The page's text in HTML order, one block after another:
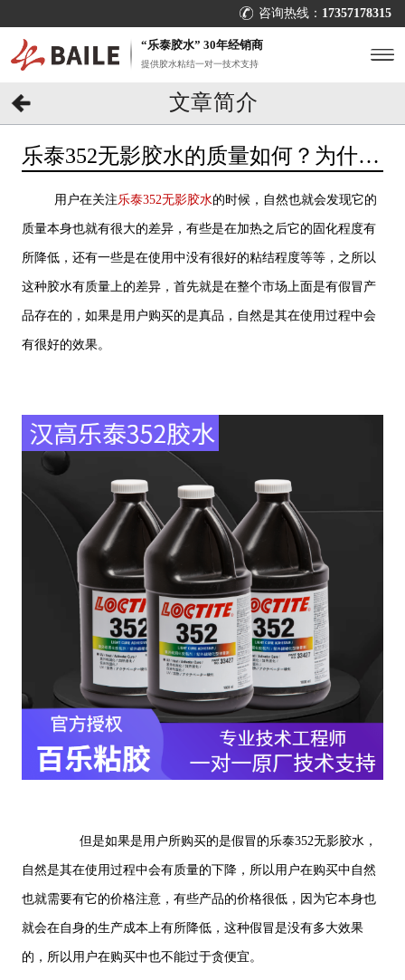
咨询热线： 17357178315
“乐泰胶水” 30年经销商
提供胶水粘结一对一技术支持
文章简介
乐泰352无影胶水的质量如何？为什么
用户在关注乐泰352无影胶水的时候，自然也就会发现它的
质量本身也就有很大的差异，有些是在加热之后它的固化程度有
所降低，还有一些是在使用中没有很好的粘结程度等等，之所以
这种胶水有质量上的差异，首先就是在整个市场上面是有假冒产
品存在的，如果是用户购买的是真品，自然是其在使用过程中会
有很好的效果。
但是如果是用户所购买的是假冒的乐泰352无影胶水，
自然是其在使用过程中会有质量的下降，所以用户在购买中自然
也就需要有它的价格注意，有些产品的价格很低，因为它本身也
就会在自身的生产成本上有所降低，这种假冒是没有多大效果
的，所以用户在购买中也不能过于贪便宜。